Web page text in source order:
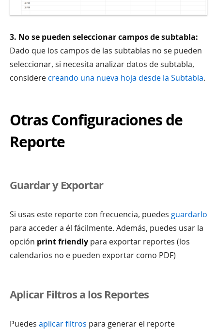
3. No se pueden seleccionar campos de subtabla:
Dado que los campos de las subtablas no se pueden
seleccionar, si necesita analizar datos de subtabla,
considere creando una nueva hoja desde la Subtabla.
Otras Configuraciones de
Reporte
Guardar y Exportar
Si usas este reporte con frecuencia, puedes guardarlo
para acceder a él fácilmente. Además, puedes usar la
opción print friendly para exportar reportes (los
calendarios no e pueden exportar como PDF)
Aplicar Filtros a los Reportes
Puedes aplicar filtros para generar el reporte